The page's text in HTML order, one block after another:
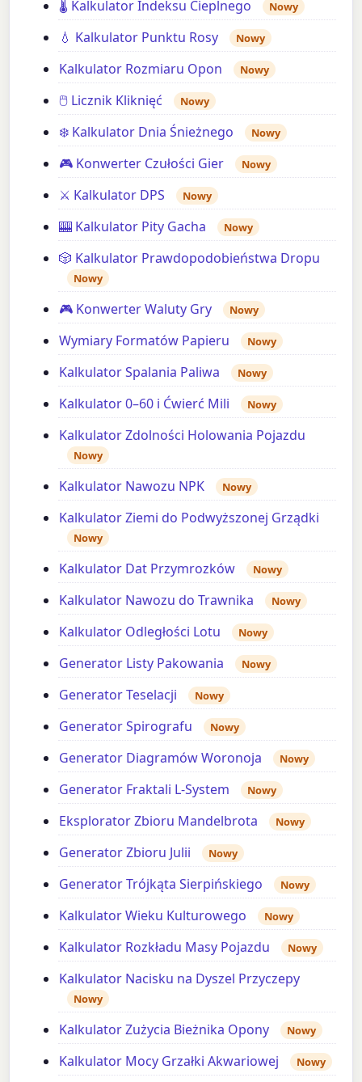
🌡️ Kalkulator Indeksu Cieplnego Nowy
💧 Kalkulator Punktu Rosy Nowy
Kalkulator Rozmiaru Opon Nowy
🖱️ Licznik Kliknięć Nowy
❄️ Kalkulator Dnia Śnieżnego Nowy
🎮 Konwerter Czułości Gier Nowy
⚔️ Kalkulator DPS Nowy
🎰 Kalkulator Pity Gacha Nowy
🎲 Kalkulator Prawdopodobieństwa Dropu
Nowy
🎮 Konwerter Waluty Gry Nowy
Wymiary Formatów Papieru Nowy
Kalkulator Spalania Paliwa Nowy
Kalkulator 0–60 i Ćwierć Mili Nowy
Kalkulator Zdolności Holowania Pojazdu
Nowy
Kalkulator Nawozu NPK Nowy
Kalkulator Ziemi do Podwyższonej Grządki
Nowy
Kalkulator Dat Przymrozków Nowy
Kalkulator Nawozu do Trawnika Nowy
Kalkulator Odległości Lotu Nowy
Generator Listy Pakowania Nowy
Generator Teselacji Nowy
Generator Spirografu Nowy
Generator Diagramów Woronoja Nowy
Generator Fraktali L-System Nowy
Eksplorator Zbioru Mandelbrota Nowy
Generator Zbioru Julii Nowy
Generator Trójkąta Sierpińskiego Nowy
Kalkulator Wieku Kulturowego Nowy
Kalkulator Rozkładu Masy Pojazdu Nowy
Kalkulator Nacisku na Dyszel Przyczepy
Nowy
Kalkulator Zużycia Bieżnika Opony Nowy
Kalkulator Mocy Grzałki Akwariowej Nowy